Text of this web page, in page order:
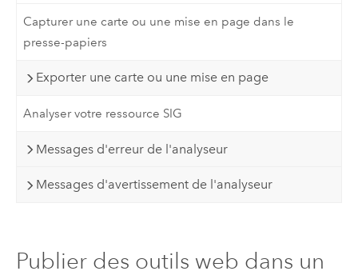
Capturer une carte ou une mise en page dans le
presse-papiers
Exporter une carte ou une mise en page
Analyser votre ressource SIG
Messages d'erreur de l'analyseur
Messages d'avertissement de l'analyseur
Publier des outils web dans un